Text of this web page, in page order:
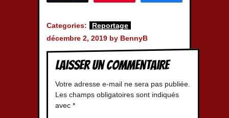
Categories:
Reportage
décembre 2, 2019 by BennyB
Laisser un commentaire
Votre adresse e-mail ne sera pas publiée.
Les champs obligatoires sont indiqués
avec *